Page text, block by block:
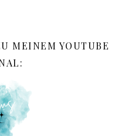
MEINEM YOUTUBE